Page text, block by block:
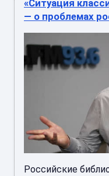
«Ситуация
— о проблемах
Российские